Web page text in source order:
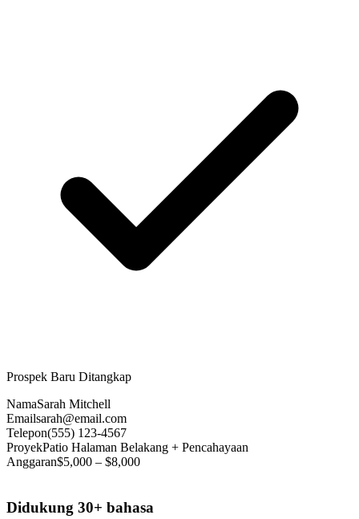
Prospek Baru Ditangkap
NamaSarah Mitchell
Emailsarah@email.com
Telepon(555) 123-4567
ProyekPatio Halaman Belakang + Pencahayaan
Anggaran$5,000 – $8,000
Didukung 30+ bahasa